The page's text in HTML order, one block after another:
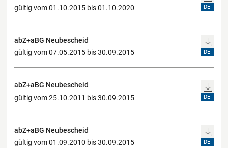
gültig vom 01.10.2015 bis 01.10.2020
DE
abZ+aBG Neubescheid
gültig vom 07.05.2015 bis 30.09.2015
DE
abZ+aBG Neubescheid
gültig vom 25.10.2011 bis 30.09.2015
DE
abZ+aBG Neubescheid
gültig vom 01.09.2010 bis 30.09.2015
DE